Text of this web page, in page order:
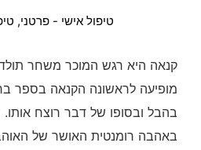
טיפול אישי - פרטני,
קנאה היא רגש המוכר משחר
מופיעה לראשונה הקנאה בספר
בהבל ובסופו של דבר רוצח
באהבה רומנטית האושר של